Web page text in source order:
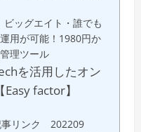
ビッグエイト・誰でも
用が可能！1980円か
理ツール
を活用したオン
factor】
リンク 202209